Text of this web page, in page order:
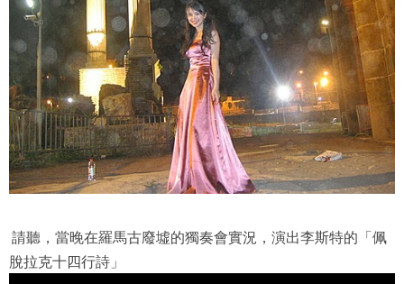
請聽，當晚在羅馬古廢墟的獨奏會實況，演出李斯特的「佩
脫拉克十四行詩」